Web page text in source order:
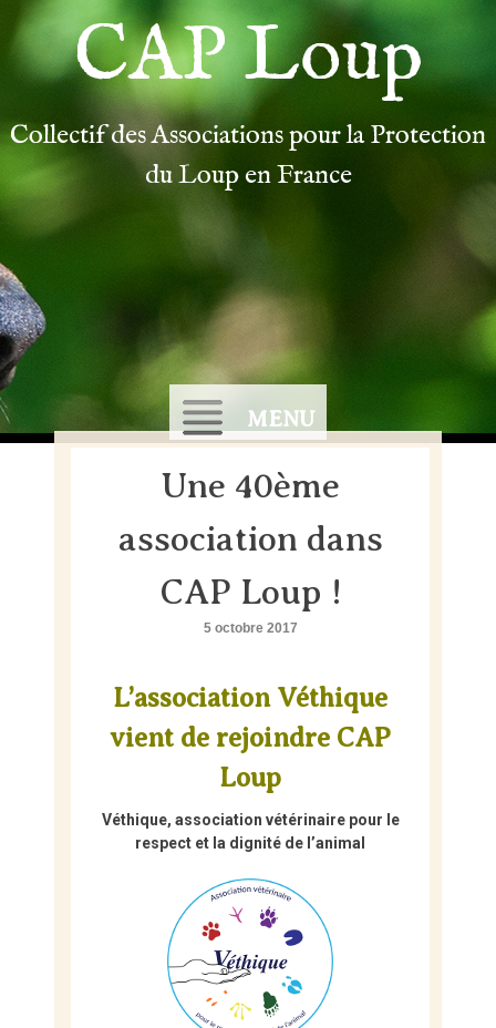
CAP Loup
Collectif des Associations pour la Protection
du Loup en France
MENU
Skip
to
content
Une 40ème
association dans
CAP Loup !
5 octobre 2017
L’association Véthique
vient de rejoindre CAP
Loup
Véthique, association vétérinaire pour le
respect et la dignité de l’animal